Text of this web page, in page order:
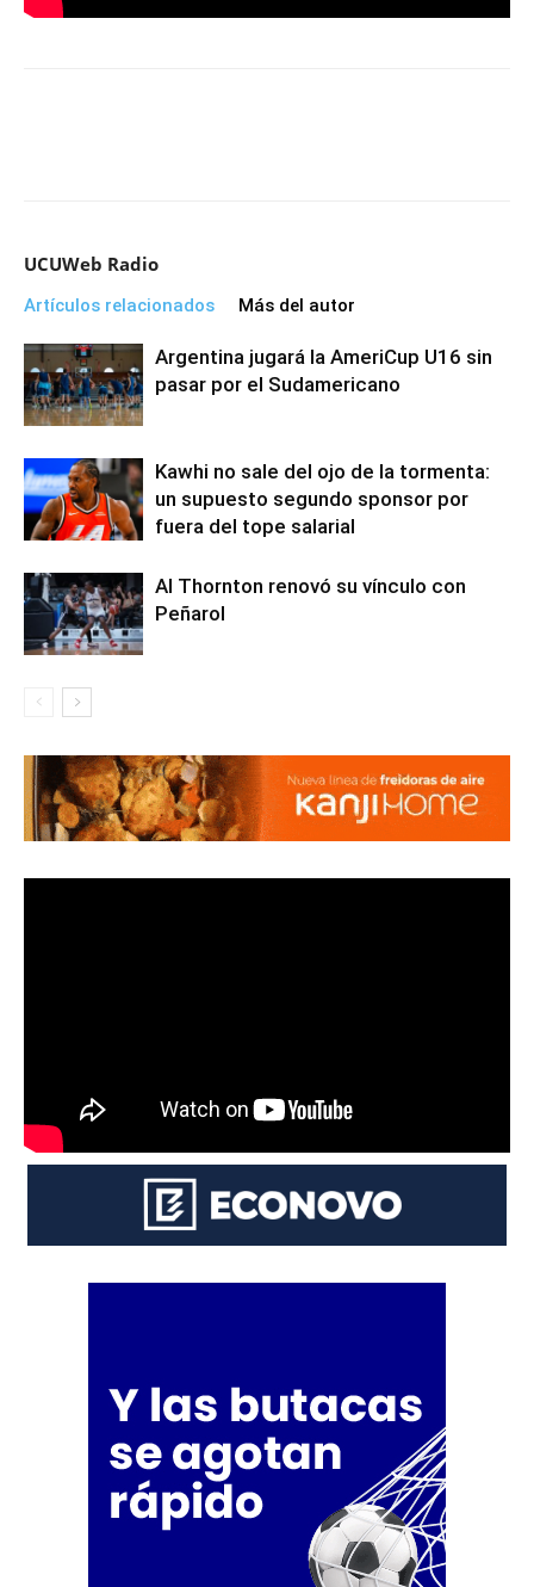
UCUWeb Radio
Artículos relacionados Más del autor
Argentina jugará la AmeriCup U16 sin
pasar por el Sudamericano
Kawhi no sale del ojo de la tormenta:
un supuesto segundo sponsor por
fuera del tope salarial
Al Thornton renovó su vínculo con
Peñarol